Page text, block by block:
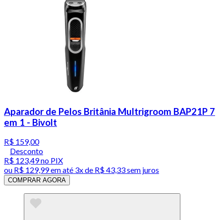
Aparador de Pelos Britânia Multrigroom BAP21P 7
em 1 - Bivolt
R$ 159,00
Desconto
R$ 123,49no PIX
ou R$ 129,99em até 3x de R$ 43,33 sem juros
COMPRAR AGORA